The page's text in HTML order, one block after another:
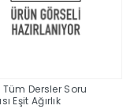
Tüm Dersler Soru
Eşit Ağırlık